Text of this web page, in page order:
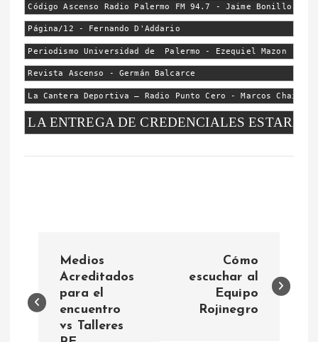
Código Ascenso Radio Palermo FM 94.7 - Jaime Bonillo
Página/12 - Fernando D'Addario
Periodismo Universidad de  Palermo - Ezequiel Mazon
Revista Ascenso - Germán Balcarce
La Cantera Deportiva – Radio Punto Cero - Marcos Chaile
LA ENTREGA DE CREDENCIALES ESTARÁ
v
Medios
Acreditados
para el
encuentro
vs Talleres
Cómo
escuchar al
Equipo
Rojinegro